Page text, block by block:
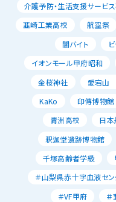
介護予防・生活支援サービ
韮崎工業高校
航空祭
闇バイト
イオンモール甲府昭和
金桜神社
愛宕山
KaKo
印傳博物館
青洲高校
日本
釈迦堂遺跡博物館
千塚高齢者学級
＃山梨県赤十字血液セン
＃VF甲府
＃